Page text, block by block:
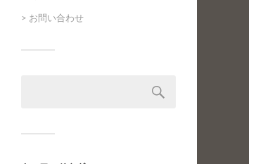
> お問い合わせ